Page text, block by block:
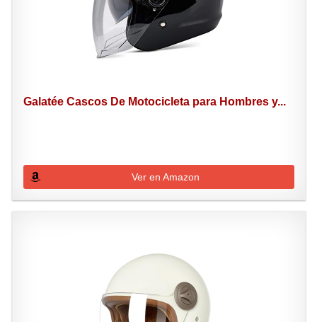
Galatée Cascos De Motocicleta para Hombres y...
Ver en Amazon